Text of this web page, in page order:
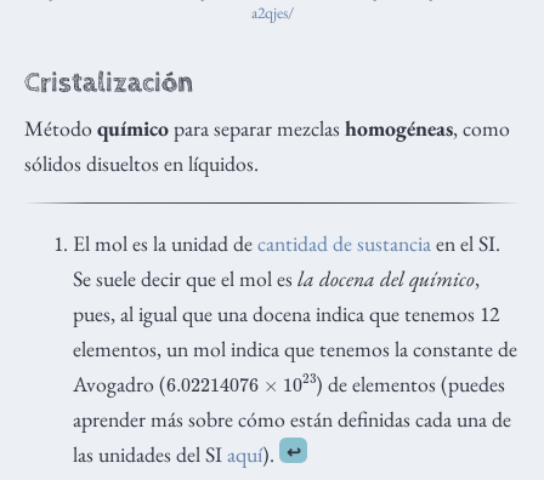
a2qjes/
Cristalización
Método químicopara separar mezclas homogéneas, como
sólidos disueltos en líquidos.
El mol es la unidad decantidad de sustanciaen el SI.
Se suele decir que el mol es la docena del químico,
pues, al igual que una docena indica que tenemos 12
elementos, un mol indica que tenemos la constante de
Avogadro (6.02214076 10 23 ) de elementos (puedes
aprender más sobre cómo están definidas cada una de
las unidades del SIaquí). ↩︎